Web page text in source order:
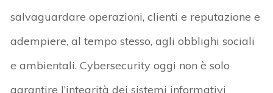
salvaguardare operazioni, clienti e reputazione e
adempiere, al tempo stesso, agli obblighi sociali
e ambientali. Cybersecurity oggi non è solo
garantire l’integrità dei sistemi informativi